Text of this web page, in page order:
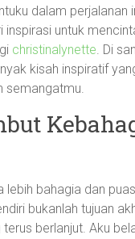
dalam perjalanan
inspirasi untuk
christinalynette. Di
kisah inspiratif
semangatmu.
lebih bahagia dan
bukanlah tujuan
terus berlanjut. Aku